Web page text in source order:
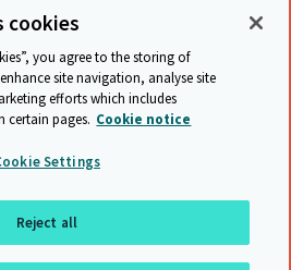
Press & Assessment
Datenschutz
zur Barrierefreiheit
zu moderner Sklaverei
Sitemap
Nach oben
cookies
you agree to the storing of
site navigation, analyse site
efforts which includes
certain pages. Cookie notice
Settings
Reject all